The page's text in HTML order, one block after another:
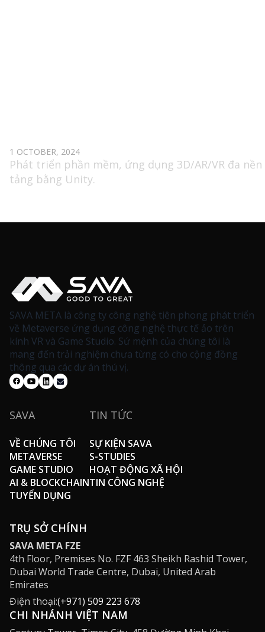
1 OCTOBER, 2024
Phát triển phần mềm, ứng dụng 3D/AR/VR đa nền
tảng bằng Unity.
SAVA META là công ty công nghệ tiên phong phát triển
về Metaverse ứng dụng công nghệ thực tế ảo trên
kính VR và Game Studio. Sứ mệnh của chúng tôi là
mang đến trải nghiệm chưa từng có cho cộng đồng
thông qua các dự án thú vị.
SAVA
VỀ CHÚNG TÔI
METAVERSE
GAME STUDIO
AI & BLOCKCHAIN
TUYỂN DỤNG
TIN TỨC
SỰ KIỆN SAVA
S-STUDIES
HOẠT ĐỘNG XÃ HỘI
TIN CÔNG NGHỆ
TRỤ SỞ CHÍNH
SAVA META FZE
4th Floor, Premises No. FZF 463 Sheikh Rashid Tower,
Dubai World Trade Centre, Dubai, United Arab
Emirates
Điện thoại:(+971) 509 223 678
CHI NHÁNH VIỆT NAM